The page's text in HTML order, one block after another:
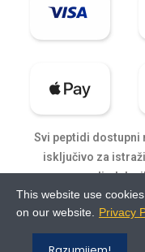
Svi peptidi dostupni
isključivo za
ljudsku
This website use
on our website.
Privacy